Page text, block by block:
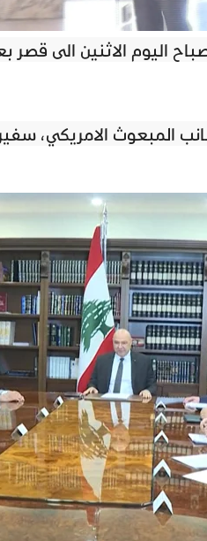
اليوم الاثنين الى قصر
المبعوث الامريكي،